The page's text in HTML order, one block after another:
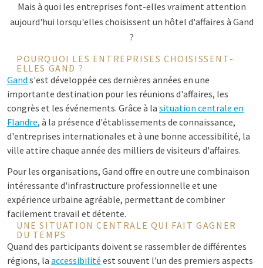
Mais à quoi les entreprises font-elles vraiment attention
aujourd'hui lorsqu'elles choisissent un hôtel d'affaires à Gand
?
POURQUOI LES ENTREPRISES CHOISISSENT-
ELLES GAND ?
Gand s'est développée ces dernières années en une
importante destination pour les réunions d'affaires, les
congrès et les événements. Grâce à la situation centrale en
Flandre, à la présence d'établissements de connaissance,
d'entreprises internationales et à une bonne accessibilité, la
ville attire chaque année des milliers de visiteurs d'affaires.
Pour les organisations, Gand offre en outre une combinaison
intéressante d'infrastructure professionnelle et une
expérience urbaine agréable, permettant de combiner
facilement travail et détente.
UNE SITUATION CENTRALE QUI FAIT GAGNER
DU TEMPS
Quand des participants doivent se rassembler de différentes
régions, la accessibilité est souvent l'un des premiers aspects